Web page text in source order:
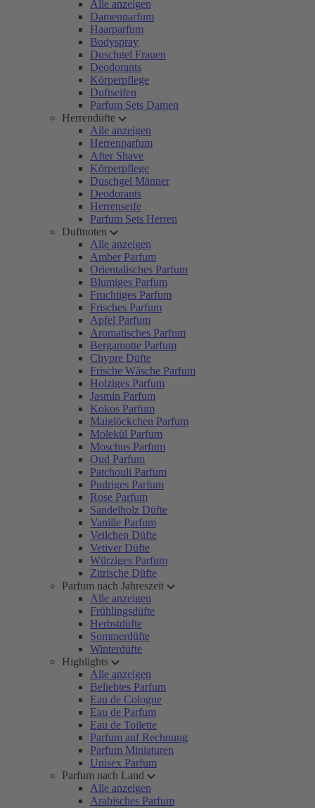
Alle anzeigen
Damenparfum
Haarparfum
Bodyspray
Duschgel Frauen
Deodorants
Körperpflege
Duftseifen
Parfum Sets Damen
Herrendüfte
Alle anzeigen
Herrenparfum
After Shave
Körperpflege
Duschgel Männer
Deodorants
Herrenseife
Parfum Sets Herren
Duftnoten
Alle anzeigen
Amber Parfum
Orientalisches Parfum
Blumiges Parfum
Fruchtiges Parfum
Frisches Parfum
Apfel Parfum
Aromatisches Parfum
Bergamotte Parfum
Chypre Düfte
Frische Wäsche Parfum
Holziges Parfum
Jasmin Parfum
Kokos Parfum
Maiglöckchen Parfum
Molekül Parfum
Moschus Parfum
Oud Parfum
Patchouli Parfum
Pudriges Parfum
Rose Parfum
Sandelholz Düfte
Vanille Parfum
Veilchen Düfte
Vetiver Düfte
Würziges Parfum
Zitrische Düfte
Parfum nach Jahreszeit
Alle anzeigen
Frühlingsdüfte
Herbstdüfte
Sommerdüfte
Winterdüfte
Highlights
Alle anzeigen
Beliebtes Parfum
Eau de Cologne
Eau de Parfum
Eau de Toilette
Parfum auf Rechnung
Parfum Miniaturen
Unisex Parfum
Parfum nach Land
Alle anzeigen
Arabisches Parfum